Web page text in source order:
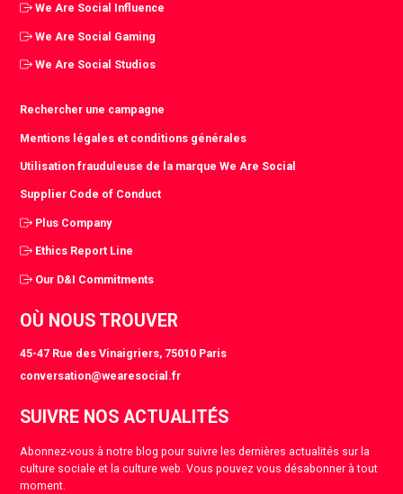
We Are Social Influence
We Are Social Gaming
We Are Social Studios
Rechercher une campagne
Mentions légales et conditions générales
Utilisation frauduleuse de la marque We Are Social
Supplier Code of Conduct
Plus Company
Ethics Report Line
Our D&I Commitments
OÙ NOUS TROUVER
45-47 Rue des Vinaigriers, 75010 Paris
conversation@wearesocial.fr
SUIVRE NOS ACTUALITÉS
Abonnez-vous à notre blog pour suivre les dernières actualités sur la
culture sociale et la culture web. Vous pouvez vous désabonner à tout
moment.